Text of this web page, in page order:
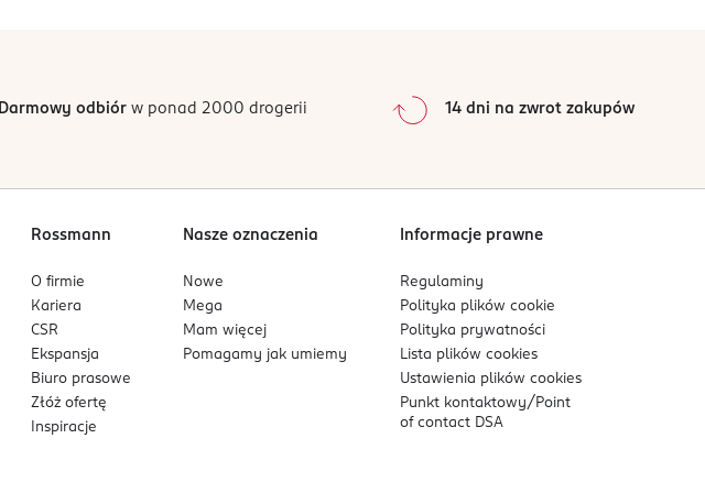
0%
Sortowanie wgdata: od najnowszej
Darmowy odbiórw ponad 2000 drogerii 14 dni na zwrot zakupów
Rossmann
O firmie
Kariera
CSR
Ekspansja
Biuro prasowe
Złóż ofertę
Inspiracje
Nasze oznaczenia
Nowe
Mega
Mam więcej
Pomagamy jak umiemy
Informacje prawne
Regulaminy
Polityka plikówcookie
Polityka prywatności
Lista plikówcookies
Ustawienia plikówcookies
Punkt kontaktowy/ Point
of contact DSA